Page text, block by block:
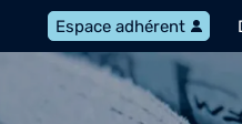
Espace adhérent